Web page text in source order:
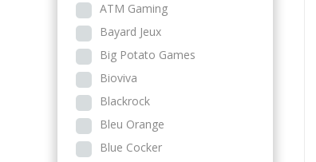
ATM Gaming
Bayard Jeux
Big Potato Games
Bioviva
Blackrock
Bleu Orange
Blue Cocker